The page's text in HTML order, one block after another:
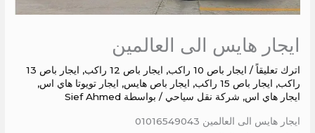
ايجار هايس الى العالمين
اترك تعليقاً / ايجار باص 10 راكب , ايجار باص 12 راكب ,
ايجار باص 13
راكب, ايجار باص 15 راكب , ايجار باص هايس, ايجار تويوتا هاي اس,
ايجار هاي اس, شركة نقل سياحي / بواسطة Sief Ahmed
ايجار هايس الى العالمين 01016549043